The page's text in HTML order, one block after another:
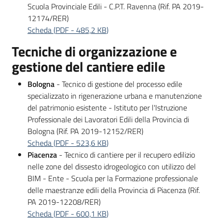
Scuola Provinciale Edili - C.P.T. Ravenna (Rif. PA 2019-
12174/RER)
Scheda(PDF - 485,2 KB)
Tecniche di organizzazione e
gestione del cantiere edile
Bologna - Tecnico di gestione del processo edile
specializzato in rigenerazione urbana e manutenzione
del patrimonio esistente - Istituto per l'Istruzione
Professionale dei Lavoratori Edili della Provincia di
Bologna (Rif. PA 2019-12152/RER)
Scheda(PDF - 523,6 KB)
Piacenza - Tecnico di cantiere per il recupero edilizio
nelle zone del dissesto idrogeologico con utilizzo del
BIM - Ente - Scuola per la Formazione professionale
delle maestranze edili della Provincia di Piacenza (Rif.
PA 2019-12208/RER)
Scheda(PDF - 600,1 KB)